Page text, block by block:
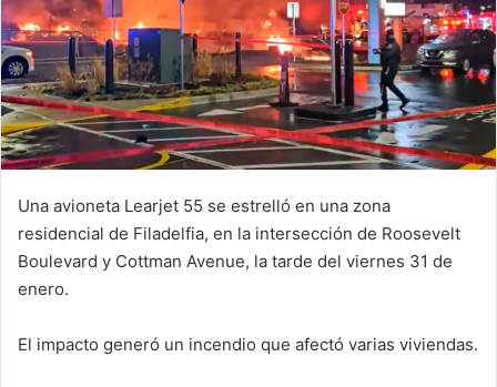
Una avioneta Learjet 55 se estrelló en una zona
residencial de Filadelfia, en la intersección de Roosevelt
Boulevard y Cottman Avenue, la tarde del viernes 31 de
enero.
El impacto generó un incendio que afectó varias viviendas.